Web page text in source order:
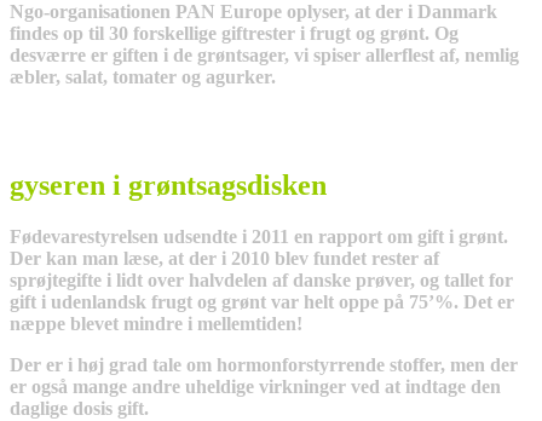
Ngo-organisationen PAN Europe oplyser, at der i Danmark
findes op til 30 forskellige giftrester i frugt og grønt. Og
desværre er giften i de grøntsager, vi spiser allerflest af, nemlig
æbler, salat, tomater og agurker.
gyseren i grøntsagsdisken
Fødevarestyrelsen udsendte i 2011 en rapport om gift i grønt.
Der kan man læse, at der i 2010 blev fundet rester af
sprøjtegifte i lidt over halvdelen af danske prøver, og tallet for
gift i udenlandsk frugt og grønt var helt oppe på 75’%. Det er
næppe blevet mindre i mellemtiden!
Der er i høj grad tale om hormonforstyrrende stoffer, men der
er også mange andre uheldige virkninger ved at indtage den
daglige dosis gift.